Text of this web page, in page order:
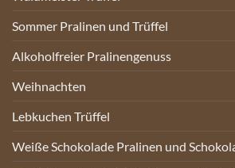
Sommer Pralinen und Trüffel
Alkoholfreier Pralinengenuss
Weihnachten
Lebkuchen Trüffel
Weiße Schokolade Pralinen und